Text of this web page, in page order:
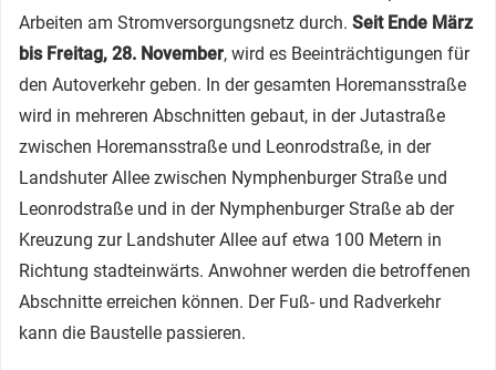
Arbeiten am Stromversorgungsnetz durch. Seit Ende März
bis Freitag, 28. November, wird es Beeinträchtigungen für
den Autoverkehr geben. In der gesamten Horemansstraße
wird in mehreren Abschnitten gebaut, in der Jutastraße
zwischen Horemansstraße und Leonrodstraße, in der
Landshuter Allee zwischen Nymphenburger Straße und
Leonrodstraße und in der Nymphenburger Straße ab der
Kreuzung zur Landshuter Allee auf etwa 100 Metern in
Richtung stadteinwärts. Anwohner werden die betroffenen
Abschnitte erreichen können. Der Fuß- und Radverkehr
kann die Baustelle passieren.